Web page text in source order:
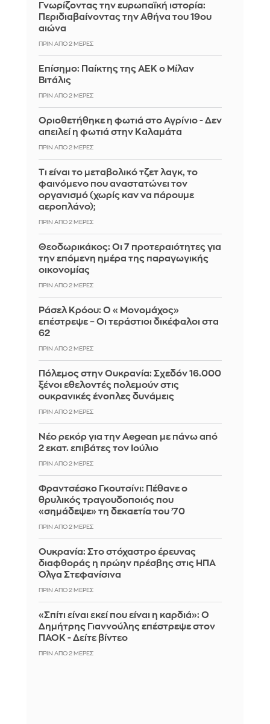
Γνωρίζοντας την ευρωπαϊκή ιστορία:
Περιδιαβαίνοντας την Αθήνα του 19ου
αιώνα
ΠΡΙΝ ΑΠΌ 2 ΜΈΡΕΣ
Επίσημο: Παίκτης της ΑΕΚ ο Μίλαν
Βιτάλις
ΠΡΙΝ ΑΠΌ 2 ΜΈΡΕΣ
Οριοθετήθηκε η φωτιά στο Αγρίνιο - Δεν
απειλεί η φωτιά στην Καλαμάτα
ΠΡΙΝ ΑΠΌ 2 ΜΈΡΕΣ
Τι είναι το μεταβολικό τζετ λαγκ, το
φαινόμενο που αναστατώνει τον
οργανισμό (χωρίς καν να πάρουμε
αεροπλάνο);
ΠΡΙΝ ΑΠΌ 2 ΜΈΡΕΣ
Θεοδωρικάκος: Οι 7 προτεραιότητες για
την επόμενη ημέρα της παραγωγικής
οικονομίας
ΠΡΙΝ ΑΠΌ 2 ΜΈΡΕΣ
Ράσελ Κρόου: Ο «Μονομάχος»
επέστρεψε – Οι τεράστιοι δικέφαλοι στα
62
ΠΡΙΝ ΑΠΌ 2 ΜΈΡΕΣ
Πόλεμος στην Ουκρανία: Σχεδόν 16.000
ξένοι εθελοντές πολεμούν στις
ουκρανικές ένοπλες δυνάμεις
ΠΡΙΝ ΑΠΌ 2 ΜΈΡΕΣ
Νέο ρεκόρ για την Aegean με πάνω από
2 εκατ. επιβάτες τον Ιούλιο
ΠΡΙΝ ΑΠΌ 2 ΜΈΡΕΣ
Φραντσέσκο Γκουτσίνι: Πέθανε ο
θρυλικός τραγουδοποιός που
«σημάδεψε» τη δεκαετία του ’70
ΠΡΙΝ ΑΠΌ 2 ΜΈΡΕΣ
Ουκρανία: Στο στόχαστρο έρευνας
διαφθοράς η πρώην πρέσβης στις ΗΠΑ
Όλγα Στεφανίσινα
ΠΡΙΝ ΑΠΌ 2 ΜΈΡΕΣ
«Σπίτι είναι εκεί που είναι η καρδιά»: Ο
Δημήτρης Γιαννούλης επέστρεψε στον
ΠΑΟΚ - Δείτε βίντεο
ΠΡΙΝ ΑΠΌ 2 ΜΈΡΕΣ